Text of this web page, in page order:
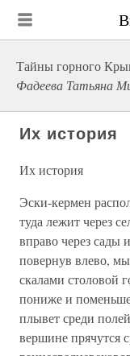
Тайны горного
Фадеева Татьяна
Их история
Их история
Эски-кермен
туда лежит через
вправо через сады
повернув влево,
скалами столовой
пониже и
плывет среди
вершине прячутся